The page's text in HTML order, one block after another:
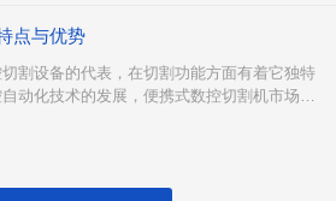
点与优势
割设备的代表，在切割功能方面有着它独特
动化技术的发展，便携式数控切割机市场份
便携式数控切割。